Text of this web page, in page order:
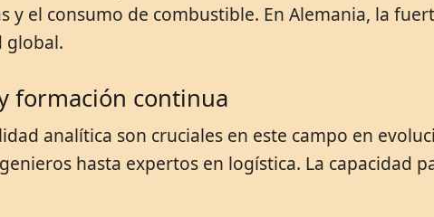
y el consumo de combustible. En Alemania, la
global.
formación continua
analítica son cruciales en este campo en
hasta expertos en logística. La capacidad